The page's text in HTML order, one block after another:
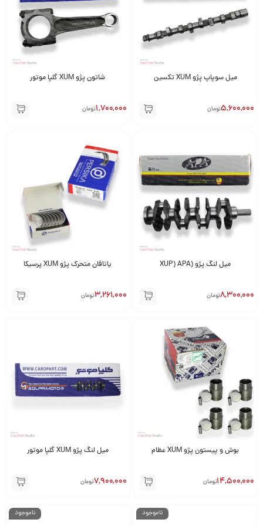
میل سوپاپ پژو XUM تکسین
5,600,000تومان
شاتون پژو XUM گلپا موتور
1,700,000تومان
میل لنگ پژو (XUP) APA
8,300,000تومان
یاتاقان متحرک پژو XUM پرسیکا
3,261,000تومان
بوش و پیستون پژو XUM عظام
14,500,000تومان
میل لنگ پژو XUM گلپا موتور
7,900,000تومان
ناموجود ناموجود